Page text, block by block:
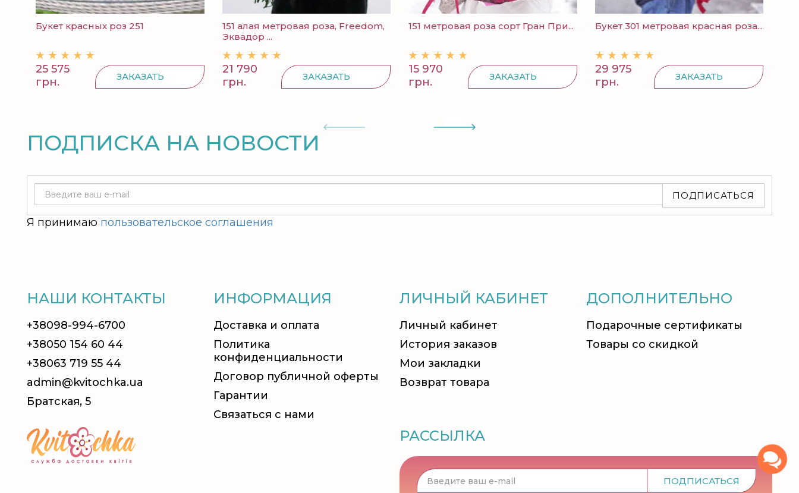
Букет красных роз 251
25 575
грн.
ЗАКАЗАТЬ
151 алая метровая роза, Freedom,
Эквадор ...
21 790
грн.
ЗАКАЗАТЬ
151 метровая роза сорт Гран При...
15 970
грн.
ЗАКАЗАТЬ
Букет 301 метровая красная роза...
29 975
грн.
ЗАКАЗАТЬ
ПОДПИСКА НА НОВОСТИ
ПОДПИСАТЬСЯ
Я принимаю пользовательское соглашения
НАШИ КОНТАКТЫ
+38098-994-6700
+38050 154 60 44
+38063 719 55 44
admin@kvitochka.ua
Братская, 5
ИНФОРМАЦИЯ
Доставка и оплата
Политика
конфиденциальности
Договор публичной оферты
Гарантии
Связаться с нами
ЛИЧНЫЙ КАБИНЕТ
Личный кабинет
История заказов
Мои закладки
Возврат товара
ДОПОЛНИТЕЛЬНО
Подарочные сертификаты
Товары со скидкой
РАССЫЛКА
ПОДПИСАТЬСЯ